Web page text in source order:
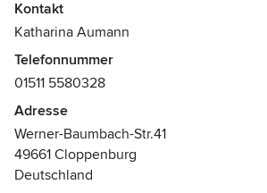
Entwurfsplanungen - gerne auch in 3D !
Sie können sich ihr Gebäude anhand
noch nicht richtig vorstellen ?
Kein Problem !
Gehen Sie zusammen mit mir virtuell
Büro oder Zuhause, testen verschiedene
Kontakt
Katharina Aumann
Telefonnummer
01511 5580328
Adresse
Werner-Baumbach-Str.41
49661 Cloppenburg
Deutschland